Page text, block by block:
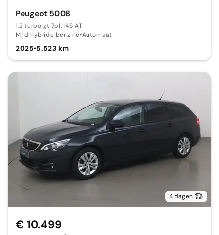
Peugeot 5008
1.2 turbo gt 7pl. 145 AT
Mild hybride benzine•Automaat
2025•5.523 km
4 dagen
€ 10.499